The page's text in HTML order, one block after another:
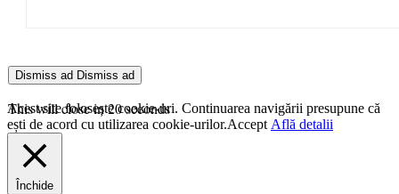
Dismiss ad Dismiss ad
This will close in20seconds
Acest site folosește cookie-uri. Continuarea navigării presupune că
ești de acord cu utilizarea cookie-urilor.Accept Află detalii
Închide